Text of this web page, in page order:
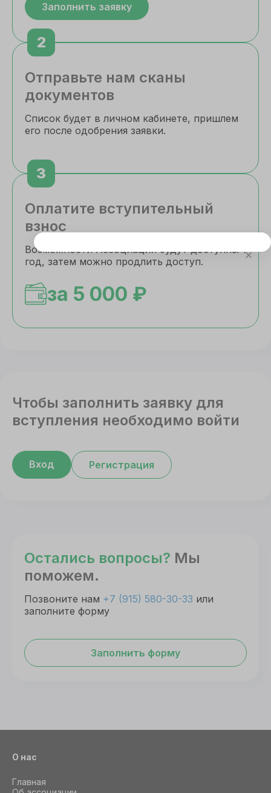
Заполнить заявку
2
Отправьте нам сканы
документов
Список будет в личном кабинете, пришлем
его после одобрения заявки.
3
Оплатите вступительный
взнос
Возможности Ассоциации будут доступны 1
год, затем можно продлить доступ.
за 5 000 ₽
Чтобы заполнить заявку для
вступления необходимо войти
Вход Регистрация
Остались вопросы? Мы
поможем.
Позвоните нам +7 (915) 580-30-33 или
заполните форму
Заполнить форму
О нас
Главная
Этот сайт использует cookie
Для корректной работы данного сайта